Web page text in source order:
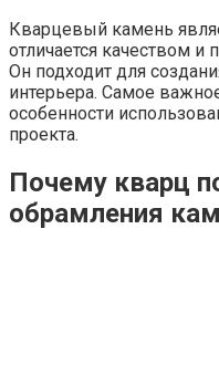
Кварцевый камень
отличается качеством и
Он подходит для
интерьера. Самое
особенности
проекта.
Почему кварц
обрамления